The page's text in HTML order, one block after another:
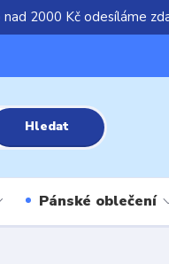
2000 Kč odesíláme
Hledat
Pánské oblečení